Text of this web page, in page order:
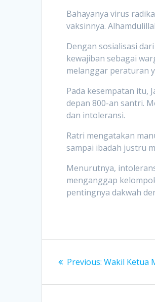
Bahayanya virus
vaksinnya.
Dengan sosialisasi
kewajiban sebagai
melanggar peraturan
Pada kesempatan itu,
depan 800-an santri.
dan intoleransi.
Ratri mengatakan
sampai ibadah justru
Menurutnya,
menganggap
pentingnya dakwah
Previous: Previous
Wakil Ketua